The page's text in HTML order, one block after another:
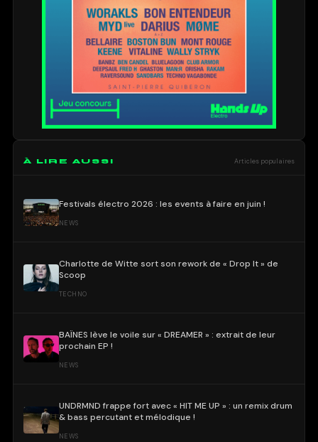
À LIRE AUSSI Articles populaires
Festivals électro 2026 : les events à faire en juin !
NEWS
Charlotte de Witte sort son rework de « Drop It » de
Scoop
TECHNO
BAÏNES lève le voile sur « DREAMER » : extrait de leur
prochain EP !
NEWS
UNDRMND frappe fort avec « HIT ME UP » : un remix drum
& bass percutant et mélodique !
NEWS